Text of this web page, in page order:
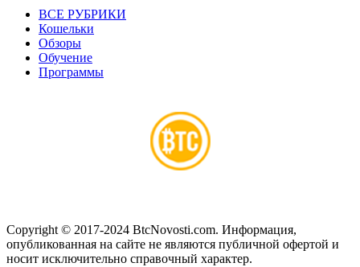
ВСЕ РУБРИКИ
Кошельки
Обзоры
Обучение
Программы
Copyright © 2017-2024 BtcNovosti.com. Информация,
опубликованная на сайте не являются публичной офертой и
носит исключительно справочный характер.